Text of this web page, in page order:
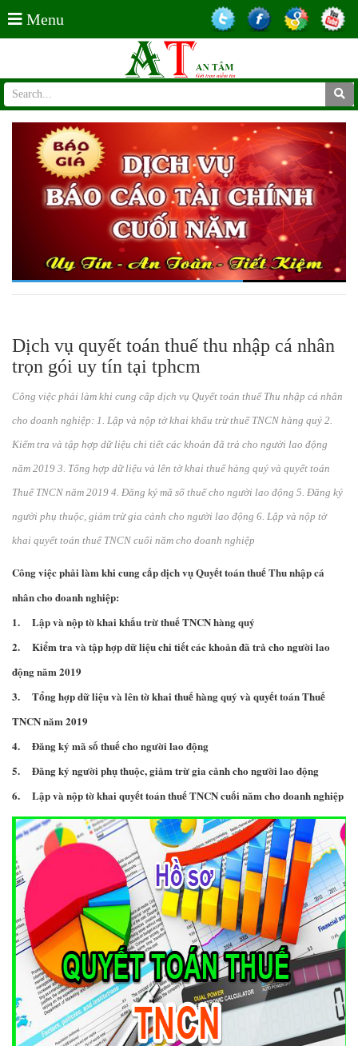
Menu
Dịch vụ quyết toán thuế thu nhập cá nhân
trọn gói uy tín tại tphcm
Công việc phải làm khi cung cấp dịch vụ Quyết toán thuế Thu nhập cá nhân
cho doanh nghiệp: 1. Lập và nộp tờ khai khấu trừ thuế TNCN hàng quý 2.
Kiểm tra và tập hợp dữ liệu chi tiết các khoản đã trả cho người lao động
năm 2019 3. Tổng hợp dữ liệu và lên tờ khai thuế hàng quý và quyết toán
Thuế TNCN năm 2019 4. Đăng ký mã số thuế cho người lao động 5. Đăng ký
người phụ thuộc, giảm trừ gia cảnh cho người lao động 6. Lập và nộp tờ
khai quyết toán thuế TNCN cuối năm cho doanh nghiệp
Công việc phải làm khi cung cấpdịch vụ Quyết toán thuế Thu nhập cá
nhâncho doanh nghiệp:
1. Lập và nộp tờ khai khấu trừ thuế TNCN hàng quý
2. Kiểm tra và tập hợp dữ liệu chi tiết các khoản đã trả cho người lao
động năm 2019
3. Tổng hợp dữ liệu và lên tờ khai thuế hàng quý và quyết toán Thuế
TNCN năm 2019
4. Đăng ký mã số thuế cho người lao động
5. Đăng ký người phụ thuộc, giảm trừ gia cảnh cho người lao động
6. Lập và nộp tờ khai quyết toán thuế TNCN cuối năm cho doanh nghiệp